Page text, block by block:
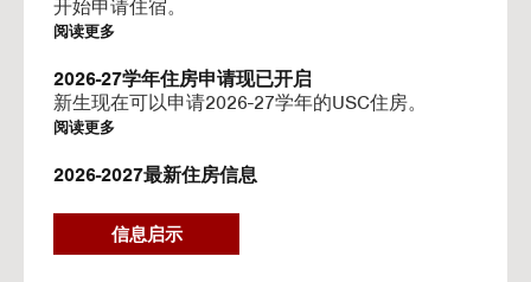
E
O
开始申请住宿。
阅读更多
2026-27学年住房申请现已开启
新生现在可以申请2026-27学年的USC住房。
阅读更多
2026-2027最新住房信息
信息启示